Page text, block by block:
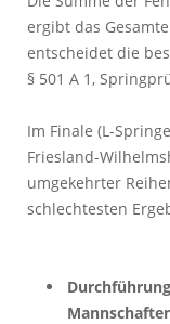
ergibt das
entscheidet die
§ 501 A 1,
Im Finale (L-
Friesland-
umgekehrter
schlechtesten